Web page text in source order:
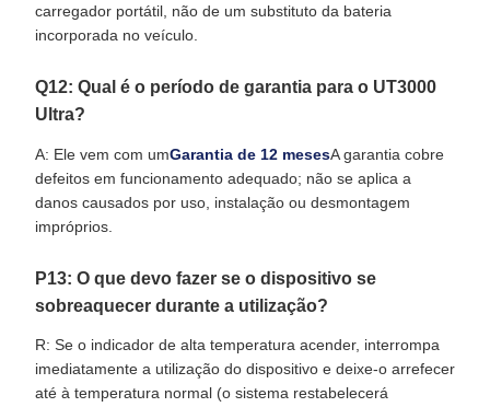
carregador portátil, não de um substituto da bateria
incorporada no veículo.
Q12: Qual é o período de garantia para o UT3000
Ultra?
A: Ele vem com umGarantia de 12 mesesA garantia cobre
defeitos em funcionamento adequado; não se aplica a
danos causados por uso, instalação ou desmontagem
impróprios.
P13: O que devo fazer se o dispositivo se
sobreaquecer durante a utilização?
R: Se o indicador de alta temperatura acender, interrompa
imediatamente a utilização do dispositivo e deixe-o arrefecer
até à temperatura normal (o sistema restabelecerá